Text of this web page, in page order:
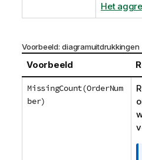
Het
Voorbeeld: diagramuitdrukkingen
Voorbeeld
MissingCount(OrderNum
ber)